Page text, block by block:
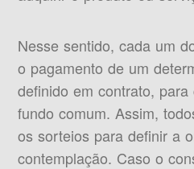
Nesse sentido, cada um
o pagamento de um
definido em contrato,
fundo comum. Assim,
os sorteios para definir a
contemplação. Caso o